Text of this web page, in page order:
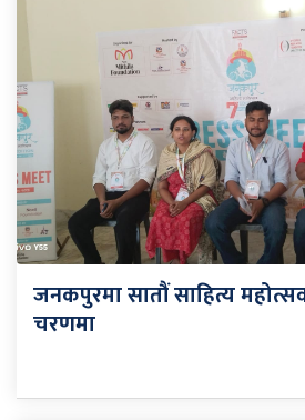
जनकपुरमा सातौं साहित्य
चरणमा